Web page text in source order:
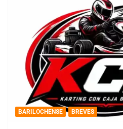
BARILOCHENSE BREVES